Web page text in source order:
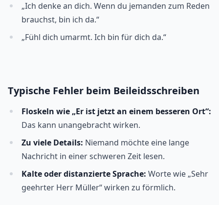
„Ich denke an dich. Wenn du jemanden zum Reden
brauchst, bin ich da.“
„Fühl dich umarmt. Ich bin für dich da.“
Typische Fehler beim Beileidsschreiben
Floskeln wie „Er ist jetzt an einem besseren Ort“:
Das kann unangebracht wirken.
Zu viele Details: Niemand möchte eine lange
Nachricht in einer schweren Zeit lesen.
Kalte oder distanzierte Sprache: Worte wie „Sehr
geehrter Herr Müller“ wirken zu förmlich.